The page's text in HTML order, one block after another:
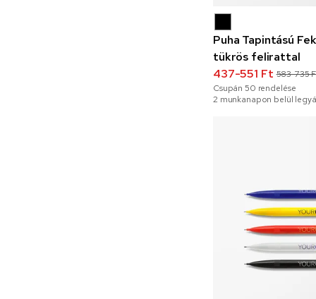
Puha Tapintású
tükrös felirattal
437-551 Ft 583-735
Csupán50 rendelése
2 munkanapon belül